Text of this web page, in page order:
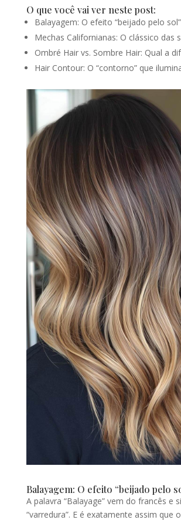
O que você vai ver neste post:
Balayagem: O efeito “beijado pelo sol”
Mechas Californianas: O clássico das
Ombré Hair vs. Sombre Hair: Qual a
Hair Contour: O “contorno” que
Balayagem: O efeito “beijado pelo
A palavra “Balayage” vem do francês e
“varredura”. E é exatamente assim que